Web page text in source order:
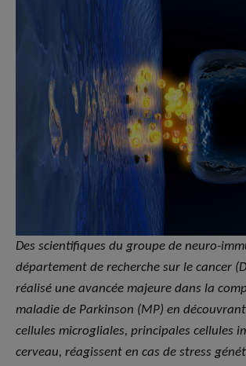
Des scientifiques du groupe de neuro-
département de recherche sur le cancer
réalisé une avancée majeure dans la
maladie de Parkinson (MP) en
cellules microgliales, principales cellules
cerveau, réagissent en cas de stress